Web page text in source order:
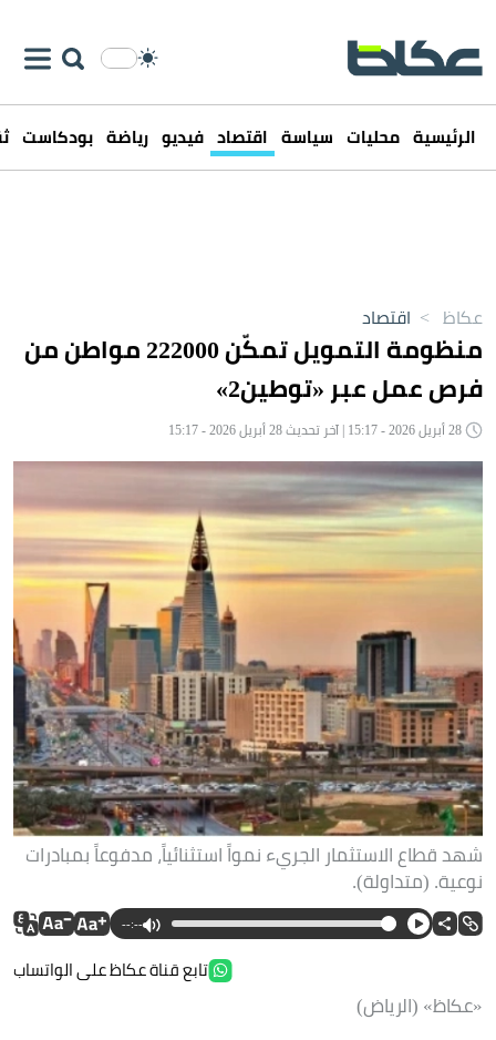
الرئيسية محليات سياسة اقتصاد فيديو رياضة بودكاست
عكاظ > اقتصاد
منظومة التمويل تمكّن 222000 مواطن من
فرص عمل عبر «توطين2»
شهد قطاع الاستثمار الجريء نمواً استثنائياً، مدفوعاً بمبادرات
نوعية. (متداولة).
--:--
تابع قناة عكاظ على الواتساب
«عكاظ» (الرياض)